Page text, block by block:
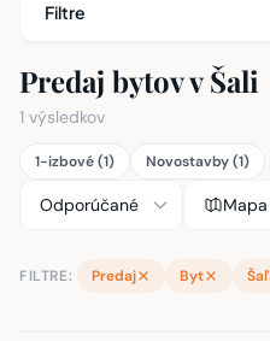
Filtre
Predaj bytov v Šali
1 výsledkov
1-izbové (1) Novostavby (1)
Mapa
FILTRE: Predaj Byt